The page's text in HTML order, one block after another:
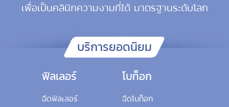
เพื่อเป็นคลินิกความงามที่ได้ มาตรฐานระดับโลก
บริการยอดนิยม
ฟิลเลอร์
ฉีดฟิลเลอร์
โบท็อก
ฉีดโบท็อก